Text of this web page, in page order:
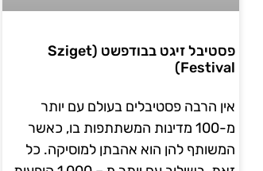
פסטיבל זיגט בבודפשט (Sziget
Festival)
אין הרבה פסטיבלים בעולם עם יותר
מ-100 מדינות המשתתפות בו, כאשר
המשותף להן הוא אהבתן למוסיקה. כל